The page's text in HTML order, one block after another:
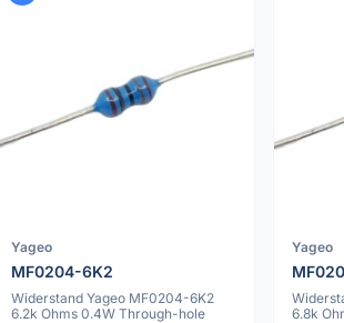
Yageo
MF0204-6K2
Widerstand Yageo MF0204-6K2
6.2k Ohms 0.4W Through-hole
Yageo
6.8k